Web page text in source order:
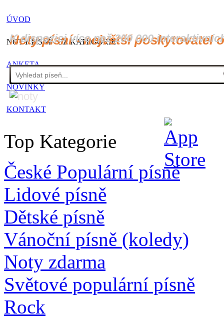
ÚVOD
NOTY PÍSNÍ - CZ KATEGORIE
ANKETA
NOVINKY
KONTAKT
Noty písní - největší poskytovatel
K dispozici více než 200 000
Top Kategorie
České Populární písně
Lidové písně
Dětské písně
Vánoční písně (koledy)
Noty zdarma
Světové populární písně
Rock